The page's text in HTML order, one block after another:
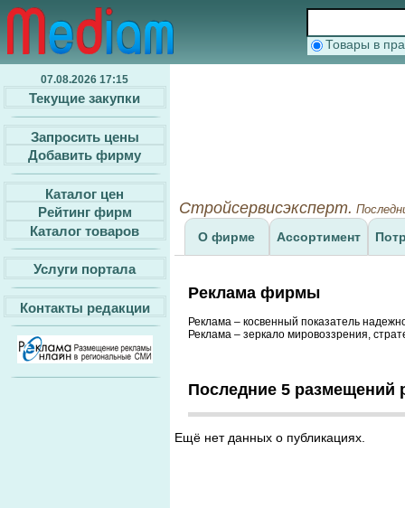
Товары в
07.08.2026 17:15
Текущие закупки
Запросить цены
Добавить фирму
Каталог цен
Рейтинг фирм
Каталог товаров
Услуги портала
Контакты редакции
Стройсервисэксперт.
О фирме Ассортимент
Реклама фирмы
Реклама – косвенный показатель
Реклама – зеркало мировоззрения,
Последние 5 размещений
Ещё нет данных о публикациях.